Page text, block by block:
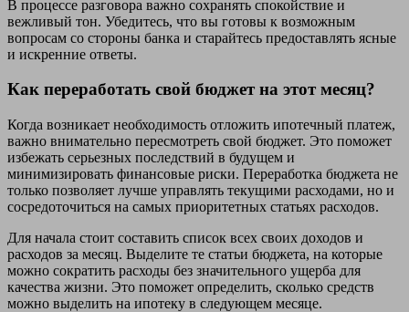
В процессе разговора важно сохранять спокойствие и
вежливый тон. Убедитесь, что вы готовы к возможным
вопросам со стороны банка и старайтесь предоставлять ясные
и искренние ответы.
Как переработать свой бюджет на этот месяц?
Когда возникает необходимость отложить ипотечный платеж,
важно внимательно пересмотреть свой бюджет. Это поможет
избежать серьезных последствий в будущем и
минимизировать финансовые риски. Переработка бюджета не
только позволяет лучше управлять текущими расходами, но и
сосредоточиться на самых приоритетных статьях расходов.
Для начала стоит составить список всех своих доходов и
расходов за месяц. Выделите те статьи бюджета, на которые
можно сократить расходы без значительного ущерба для
качества жизни. Это поможет определить, сколько средств
можно выделить на ипотеку в следующем месяце.